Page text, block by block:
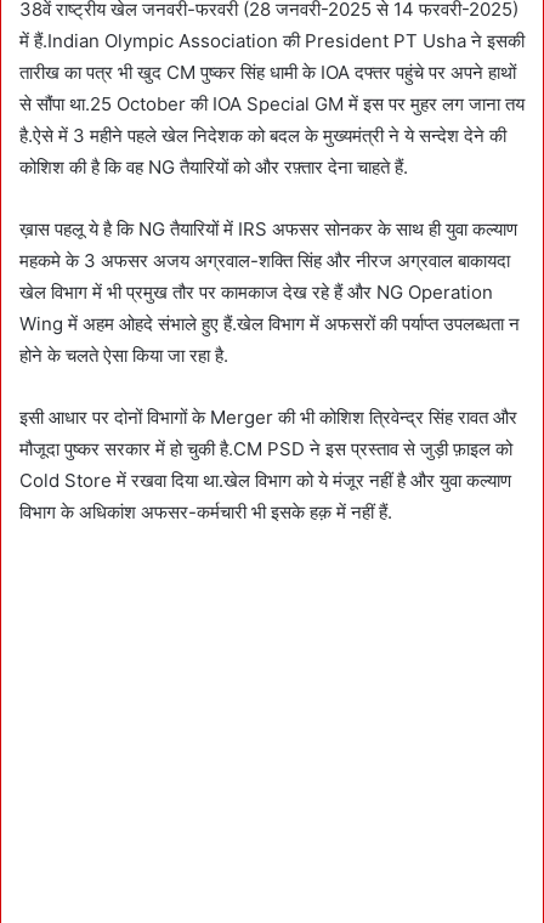
38वें राष्ट्रीय खेल जनवरी-फरवरी (28 जनवरी-2025 से 14 फरवरी-2025)
में हैं.Indian Olympic Association की President PT Usha ने इसकी
तारीख का पत्र भी खुद CM पुष्कर सिंह धामी के IOA दफ्तर पहुंचे पर अपने हाथों
से सौंपा था.25 October की IOA Special GM में इस पर मुहर लग जाना तय
है.ऐसे में 3 महीने पहले खेल निदेशक को बदल के मुख्यमंत्री ने ये सन्देश देने की
कोशिश की है कि वह NG तैयारियों को और रफ़्तार देना चाहते हैं.
ख़ास पहलू ये है कि NG तैयारियों में IRS अफसर सोनकर के साथ ही युवा कल्याण
महकमे के 3 अफसर अजय अग्रवाल-शक्ति सिंह और नीरज अग्रवाल बाकायदा
खेल विभाग में भी प्रमुख तौर पर कामकाज देख रहे हैं और NG Operation
Wing में अहम ओहदे संभाले हुए हैं.खेल विभाग में अफसरों की पर्याप्त उपलब्धता न
होने के चलते ऐसा किया जा रहा है.
इसी आधार पर दोनों विभागों के Merger की भी कोशिश त्रिवेन्द्र सिंह रावत और
मौजूदा पुष्कर सरकार में हो चुकी है.CM PSD ने इस प्रस्ताव से जुड़ी फ़ाइल को
Cold Store में रखवा दिया था.खेल विभाग को ये मंजूर नहीं है और युवा कल्याण
विभाग के अधिकांश अफसर-कर्मचारी भी इसके हक़ में नहीं हैं.